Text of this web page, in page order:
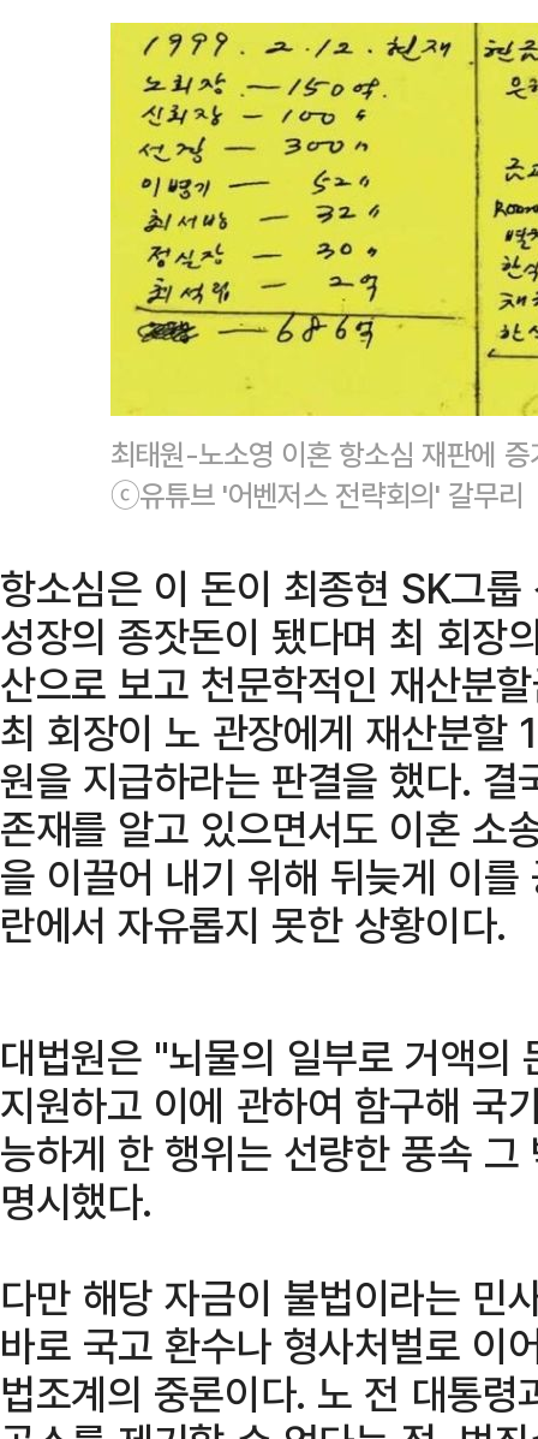
최태원-노소영 이혼 항소심 재판에
ⓒ유튜브 '어벤저스 전략회의' 갈무리
항소심은 이 돈이 최종현 SK그
성장의 종잣돈이 됐다며 최 회장
산으로 보고 천문학적인 재산분
최 회장이 노 관장에게 재산분
원을 지급하라는 판결을 했다.
존재를 알고 있으면서도 이혼 소
을 이끌어 내기 위해 뒤늦게 이
란에서 자유롭지 못한 상황이다.
대법원은 "뇌물의 일부로 거액의
지원하고 이에 관하여 함구해 국
능하게 한 행위는 선량한 풍속
명시했다.
다만 해당 자금이 불법이라는 민
바로 국고 환수나 형사처벌로 이
법조계의 중론이다. 노 전 대통